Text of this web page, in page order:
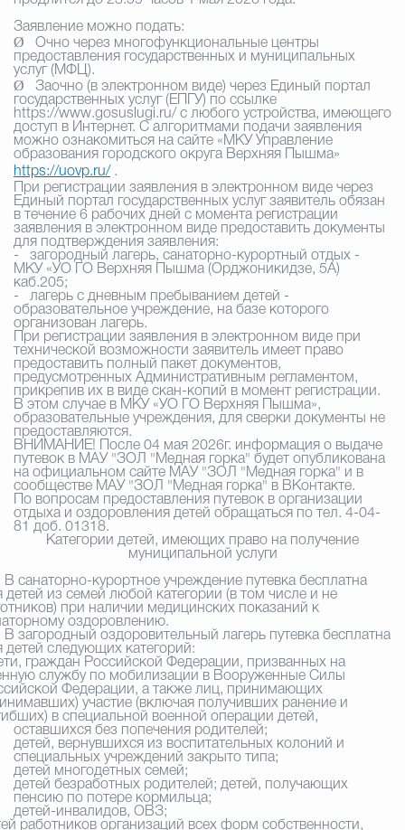
Избирательная
Гостям Городского
Общественная
Градостроительство и
Открытые
Заявление можно подать:
Ø
Очно через многофункциональные центры
предоставления государственных и муниципальных
услуг (МФЦ).
Ø
Заочно (в электронном виде) через Единый портал
государственных услуг (ЕПГУ) по ссылке
https://www.gosuslugi . ru/ с любого устройства, имеющего
доступ в Интернет. С алгоритмами подачи заявления
можно ознакомиться на сайте «МКУ Управление
образования городского округа Верхняя Пышма»
https://uovp.ru/ .
При регистрации заявления в электронном виде через
Единый портал государственных услуг заявитель обязан
в течение 6 рабочих дней с момента регистрации
заявления в электронном виде предоставить документы
для подтверждения заявления:
-
загородный лагерь, санаторно-курортный отдых -
МКУ «УО ГО Верхняя Пышма (Орджоникидзе, 5А)
каб.205;
-
лагерь с дневным пребыванием детей -
образовательное учреждение, на базе которого
организован лагерь.
При регистрации заявления в электронном виде при
технической возможности заявитель имеет право
предоставить полный пакет документов,
предусмотренных Административным регламентом,
прикрепив их в виде скан-копий в момент регистрации.
В этом случае в МКУ «УО ГО Верхняя Пышма»,
образовательные учреждения, для сверки документы не
предоставляются.
ВНИМАНИЕ! После 04 мая 2026г. информация о выдаче
путевок в МАУ "ЗОЛ "Медная горка" будет опубликована
на официальном сайте МАУ "ЗОЛ "Медная горка" и в
сообществе МАУ "ЗОЛ "Медная горка" в ВКонтакте.
По вопросам предоставления путевок в организации
отдыха и оздоровления детей обращаться по тел. 4-04-
81 доб. 01318.
Категории детей, имеющих право на получение
муниципальной услуги
курортное учреждение путевка бесплатна
детей из семей любой категории (в том числе и не
при наличии медицинских показаний к
оздоровлению.
оздоровительный лагерь путевка бесплатна
детей следующих категорий:
граждан Российской Федерации, призванных на
службу по мобилизации в Вооруженные Силы
Федерации, а также лиц, принимающих
участие (включая получивших ранение и
в специальной военной операции детей,
оставшихся без попечения родителей;
детей, вернувшихся из воспитательных колоний и
специальных учреждений закрыто типа;
детей многодетных семей;
детей безработных родителей; детей, получающих
пенсию по потере кормильца;
детей-инвалидов, ОВЗ;
работников организаций всех форм собственности,